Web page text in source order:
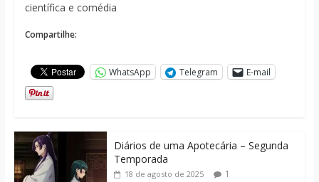
científica e comédia
Compartilhe:
WhatsApp Telegram E-mail
Diários de uma Apotecária – Segunda
Temporada
18 de agosto de 2025 1